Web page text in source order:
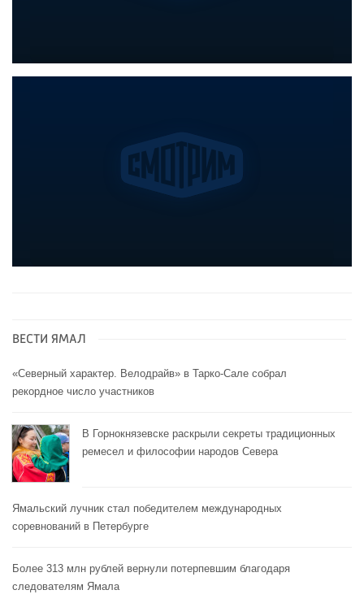
ВЕСТИ ЯМАЛ
«Северный характер. Велодрайв» в Тарко-Сале собрал
рекордное число участников
В Горнокнязевске раскрыли секреты традиционных
ремесел и философии народов Севера
Ямальский лучник стал победителем международных
соревнований в Петербурге
Более 313 млн рублей вернули потерпевшим благодаря
следователям Ямала